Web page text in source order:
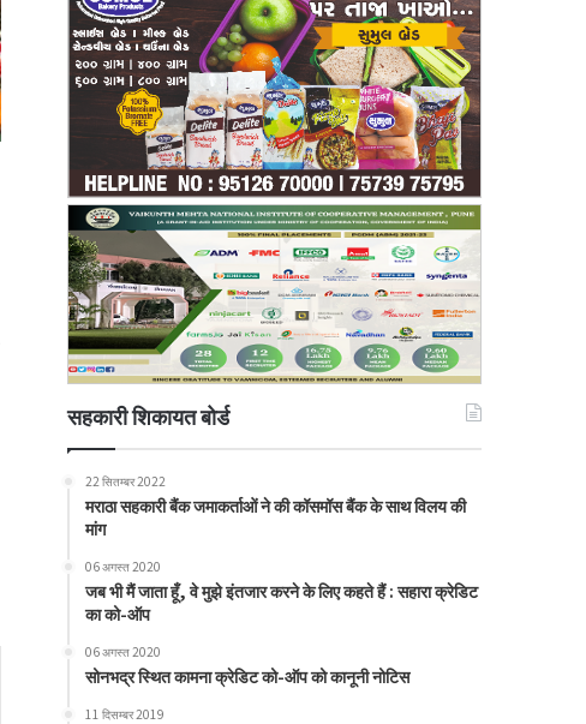
सहकारी शिकायत बोर्ड
22 सितम्बर 2022
मराठा सहकारी बैंक जमाकर्ताओं ने की कॉसमॉस बैंक के साथ विलय की
मांग
06 अगस्त 2020
जब भी मैं जाता हूँ, वे मुझे इंतजार करने के लिए कहते हैं : सहारा क्रेडिट
का को-ऑप
06 अगस्त 2020
सोनभद्र स्थित कामना क्रेडिट को-ऑप को कानूनी नोटिस
11 दिसम्बर 2019